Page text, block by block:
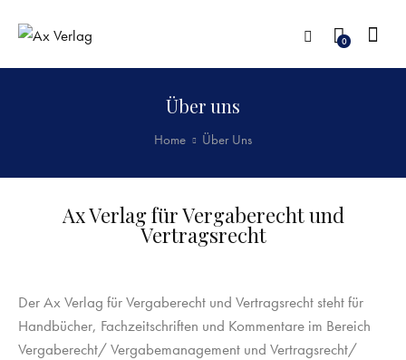
0
Über uns
Home Über Uns
Ax Verlag für Vergaberecht und
Vertragsrecht
Der Ax Verlag für Vergaberecht und Vertragsrecht steht für
Handbücher, Fachzeitschriften und Kommentare im Bereich
Vergaberecht/ Vergabemanagement und Vertragsrecht/